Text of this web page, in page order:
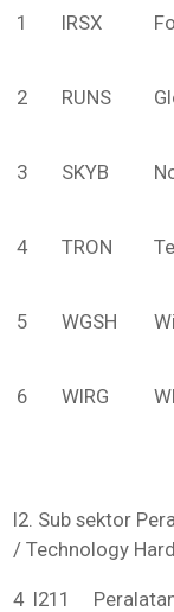
1 IRSX
2 RUNS
3 SKYB
4 TRON
5 WGSH
6 WIRG
I2. Sub sektor
/ Technology
4 I211 Peralatan